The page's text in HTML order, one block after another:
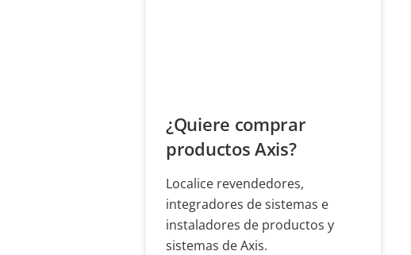
¿Quiere comprar
productos Axis?
Localice revendedores,
integradores de sistemas e
instaladores de productos y
sistemas de Axis.